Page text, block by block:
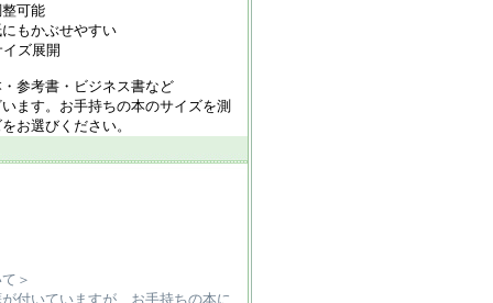
可能
もかぶせやすい
ズ展開
参考書・ビジネス書など
ます。お手持ちの本のサイズを測
お選びください。
＞
付いていますが、お手持ちの本に